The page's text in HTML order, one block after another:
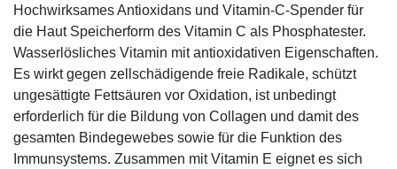
Hochwirksames Antioxidans und Vitamin-C-Spender für
die Haut Speicherform des Vitamin C als Phosphatester.
Wasserlösliches Vitamin mit antioxidativen Eigenschaften.
Es wirkt gegen zellschädigende freie Radikale, schützt
ungesättigte Fettsäuren vor Oxidation, ist unbedingt
erforderlich für die Bildung von Collagen und damit des
gesamten Bindegewebes sowie für die Funktion des
Immunsystems. Zusammen mit Vitamin E eignet es sich